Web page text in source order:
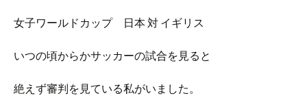
プ
女子ワールドカップ 日本 対 イギリス
いつの頃からかサッカーの試合を見ると
絶えず審判を見ている私がいました。